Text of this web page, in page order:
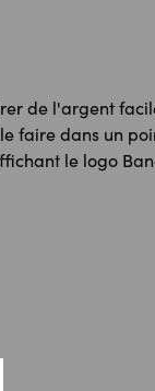
de l'argent
faire dans un
le logo